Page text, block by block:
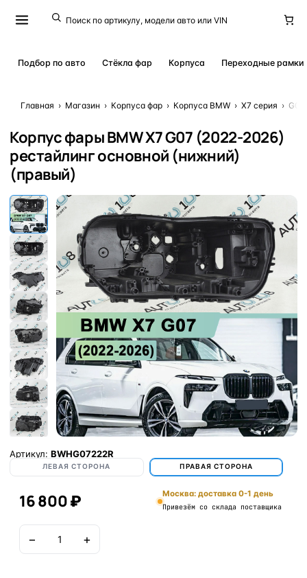
Подбор по авто Стёкла фар Корпуса Переходные рамки
Главная › Магазин › Корпуса фар › Корпуса BMW › X7 серия › G07
Корпус фары BMW X7 G07 (2022-2026)
рестайлинг основной (нижний)
(правый)
Артикул: BWHG07222R
ЛЕВАЯ СТОРОНА ПРАВАЯ СТОРОНА
16 800 ₽ Москва: доставка 0-1 день
Привезём со склада поставщика
− +